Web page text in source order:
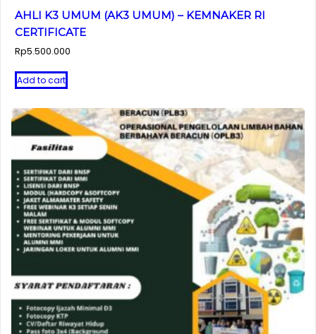
AHLI K3 UMUM (AK3 UMUM) – KEMNAKER RI
CERTIFICATE
Rp5.500.000
Add to cart